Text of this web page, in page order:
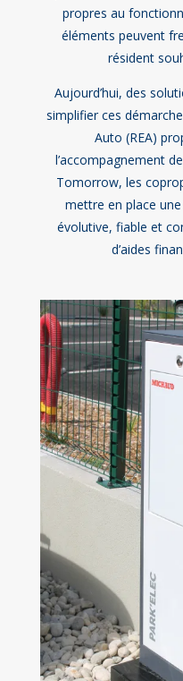
propres au
éléments peuvent
résident
Aujourd’hui, des
simplifier ces
Auto (REA)
l’accompagnement
Tomorrow, les
mettre en place
évolutive, fiable et
d’aides